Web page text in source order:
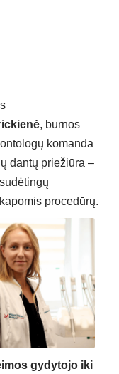
, burnos
komanda
dantų priežiūra –
procedūrų.
gydytojo iki